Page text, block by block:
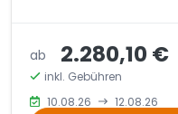
ab 2.280,10 €
inkl. Gebühren
10.08.26
12.08.26